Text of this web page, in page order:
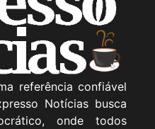
referência confiável
Notícias busca
onde todos